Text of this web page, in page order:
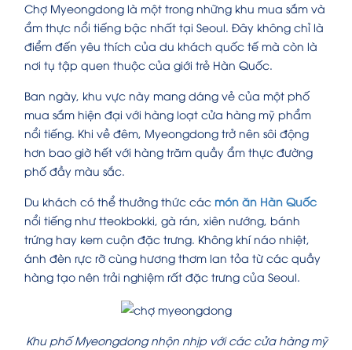
Chợ Myeongdong là một trong những khu mua sắm và
ẩm thực nổi tiếng bậc nhất tại Seoul. Đây không chỉ là
điểm đến yêu thích của du khách quốc tế mà còn là
nơi tụ tập quen thuộc của giới trẻ Hàn Quốc.
Ban ngày, khu vực này mang dáng vẻ của một phố
mua sắm hiện đại với hàng loạt cửa hàng mỹ phẩm
nổi tiếng. Khi về đêm, Myeongdong trở nên sôi động
hơn bao giờ hết với hàng trăm quầy ẩm thực đường
phố đầy màu sắc.
Du khách có thể thưởng thức các món ăn Hàn Quốc
nổi tiếng như tteokbokki, gà rán, xiên nướng, bánh
trứng hay kem cuộn đặc trưng. Không khí náo nhiệt,
ánh đèn rực rỡ cùng hương thơm lan tỏa từ các quầy
hàng tạo nên trải nghiệm rất đặc trưng của Seoul.
Khu phố Myeongdong nhộn nhịp với các cửa hàng mỹ